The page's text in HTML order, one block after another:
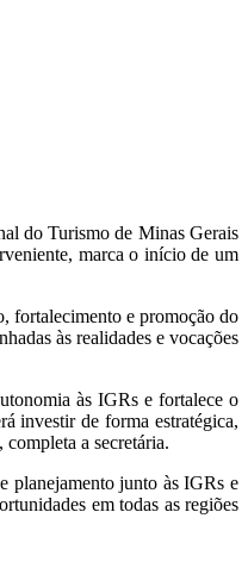
do Turismo de Minas Gerais
marca o início de um
fortalecimento e promoção do
às realidades e vocações
às IGRs e fortalece o
investir de forma estratégica,
a secretária.
planejamento junto às IGRs e
em todas as regiões